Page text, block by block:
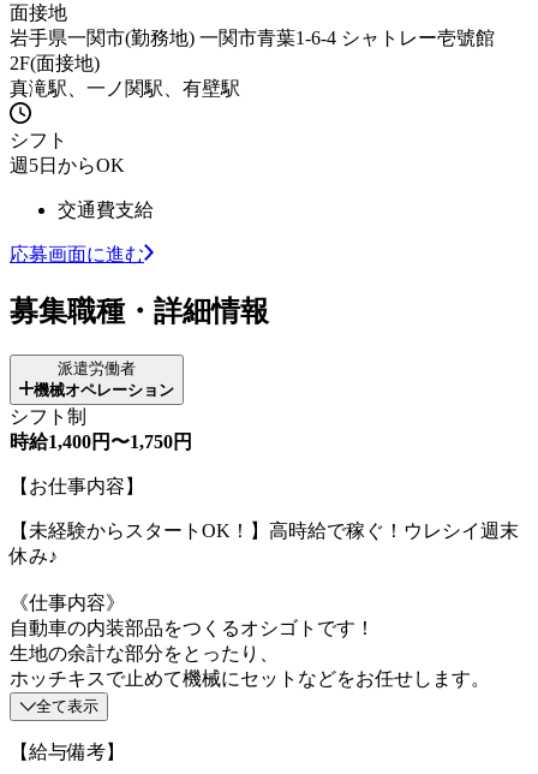
面接地
岩手県一関市(勤務地) 一関市青葉1-6-4 シャトレー壱號館
2F(面接地)
真滝駅、一ノ関駅、有壁駅
シフト
週5日からOK
交通費支給
応募画面に進む
募集職種・詳細情報
派遣労働者
機械オペレーション
シフト制
時給1,400円〜1,750円
【お仕事内容】
【未経験からスタートOK！】高時給で稼ぐ！ウレシイ週末
休み♪
《仕事内容》
自動車の内装部品をつくるオシゴトです！
生地の余計な部分をとったり、
ホッチキスで止めて機械にセットなどをお任せします。
全て表示
【給与備考】